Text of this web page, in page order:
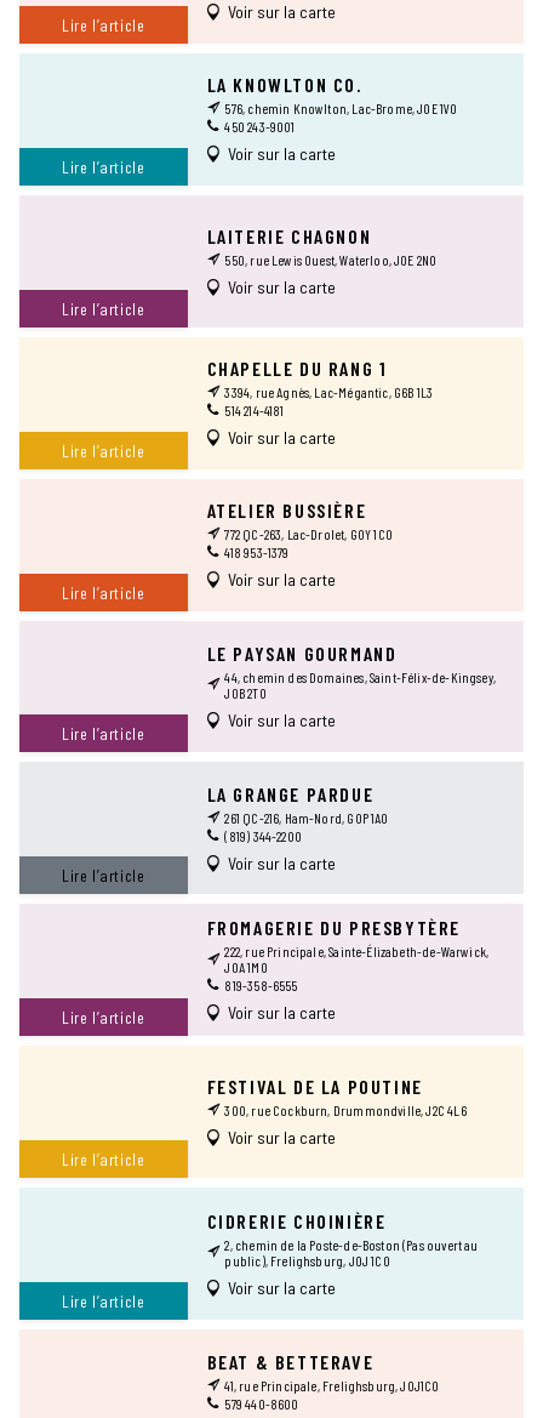
Lire l’article
Voir sur la carte
Lire l’article
LA KNOWLTON CO.
576, chemin Knowlton, Lac-Brome, J0E 1V0
450 243-9001
Voir sur la carte
Lire l’article
LAITERIE CHAGNON
550, rue Lewis Ouest, Waterloo, J0E 2N0
Voir sur la carte
Lire l’article
CHAPELLE DU RANG 1
3394, rue Agnès, Lac-Mégantic, G6B 1L3
514 214-4181
Voir sur la carte
Lire l’article
ATELIER BUSSIÈRE
772 QC-263, Lac-Drolet, G0Y 1C0
418 953-1379
Voir sur la carte
Lire l’article
LE PAYSAN GOURMAND
44, chemin des Domaines, Saint-Félix-de-Kingsey,
J0B 2T0
Voir sur la carte
Lire l’article
LA GRANGE PARDUE
261 QC-216, Ham-Nord, G0P 1A0
(819) 344-2200
Voir sur la carte
Lire l’article
FROMAGERIE DU PRESBYTÈRE
222, rue Principale, Sainte-Élizabeth-de-Warwick,
J0A 1M0
819-358-6555
Voir sur la carte
Lire l’article
FESTIVAL DE LA POUTINE
300, rue Cockburn, Drummondville, J2C 4L6
Voir sur la carte
Lire l’article
CIDRERIE CHOINIÈRE
2, chemin de la Poste-de-Boston (Pas ouvert au
public), Frelighsburg, J0J 1C0
Voir sur la carte
BEAT & BETTERAVE
41, rue Principale, Frelighsburg, J0J1C0
579 440-8600